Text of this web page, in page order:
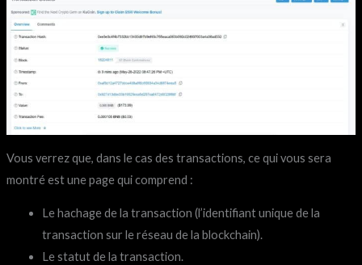
Vous verrez que, dans le cas des transactions, ce qui vous sera
montré est une page qui comprend :
Le hachage de la transaction (l’identifiant unique de la
transaction sur le réseau de la blockchain).
Le statut de la transaction.